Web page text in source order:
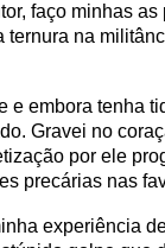
faço minhas
na
e embora tenha
Gravei no
por ele
precárias nas
experiência